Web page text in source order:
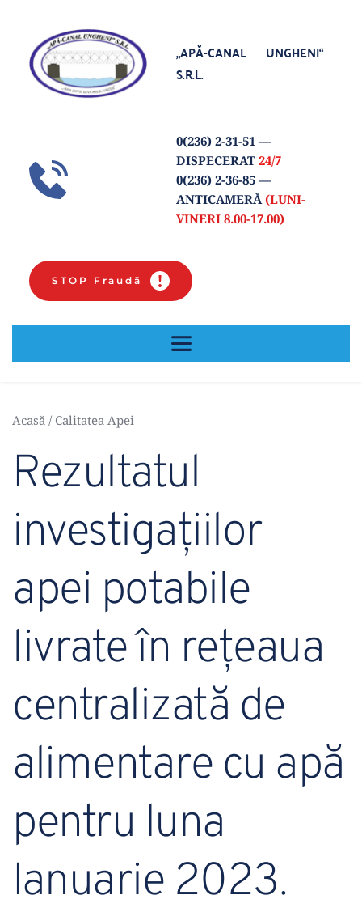
„APĂ-CANAL UNGHENI“
S.R.L.
0(236) 2-31-51 —
DISPECERAT 24/7
0(236) 2-36-85 —
ANTICAMERĂ (LUNI-
VINERI 8.00-17.00)
STOP Fraudă
Acasă / Calitatea Apei
Rezultatul
investigațiilor
apei potabile
livrate în rețeaua
centralizată de
alimentare cu apă
pentru luna
Ianuarie 2023.